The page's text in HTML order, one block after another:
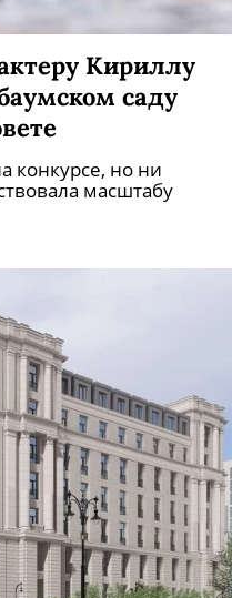
Кириллу
саду
конкурсе, но ни
масштабу